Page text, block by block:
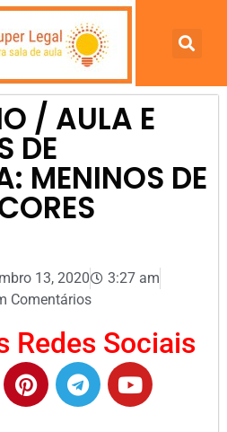
/ AULA E
DE
MENINOS DE
13, 2020
3:27 am
Comentários
Redes Sociais